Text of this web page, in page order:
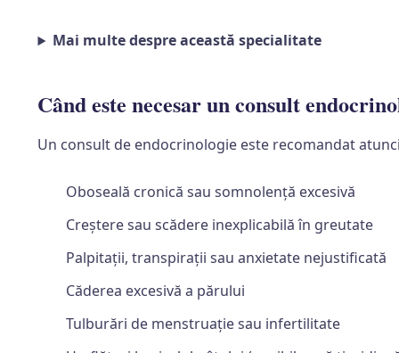
Mai multe despre această specialitate
Când este necesar un consult
Un consult de endocrinologie este recomandat
Oboseală cronică sau somnolență excesivă
Creștere sau scădere inexplicabilă în greutate
Palpitații, transpirații sau anxietate nejustificată
Căderea excesivă a părului
Tulburări de menstruație sau infertilitate